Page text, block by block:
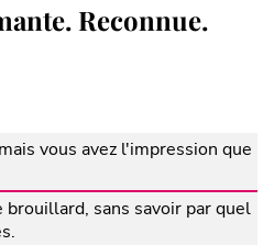
Reconnue.
vous avez l'impression que
brouillard, sans savoir par quel